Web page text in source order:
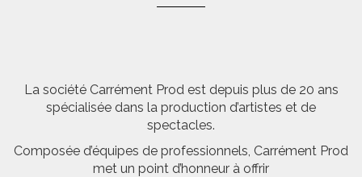
La société Carrément Prod est depuis plus de 20 ans
spécialisée dans la production d’artistes et de
spectacles.
Composée d’équipes de professionnels, Carrément Prod
met un point d’honneur à offrir